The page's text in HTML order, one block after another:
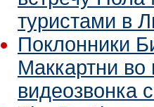
туристами в
Поклонники
Маккартни во
видеозвонка